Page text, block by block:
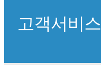
고객서비스